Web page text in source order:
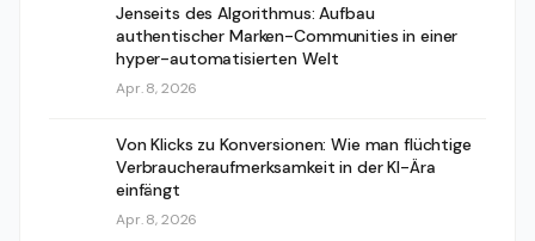
Jenseits des Algorithmus: Aufbau
authentischer Marken-Communities in einer
hyper-automatisierten Welt
Apr. 8, 2026
Von Klicks zu Konversionen: Wie man flüchtige
Verbraucheraufmerksamkeit in der KI-Ära
einfängt
Apr. 8, 2026